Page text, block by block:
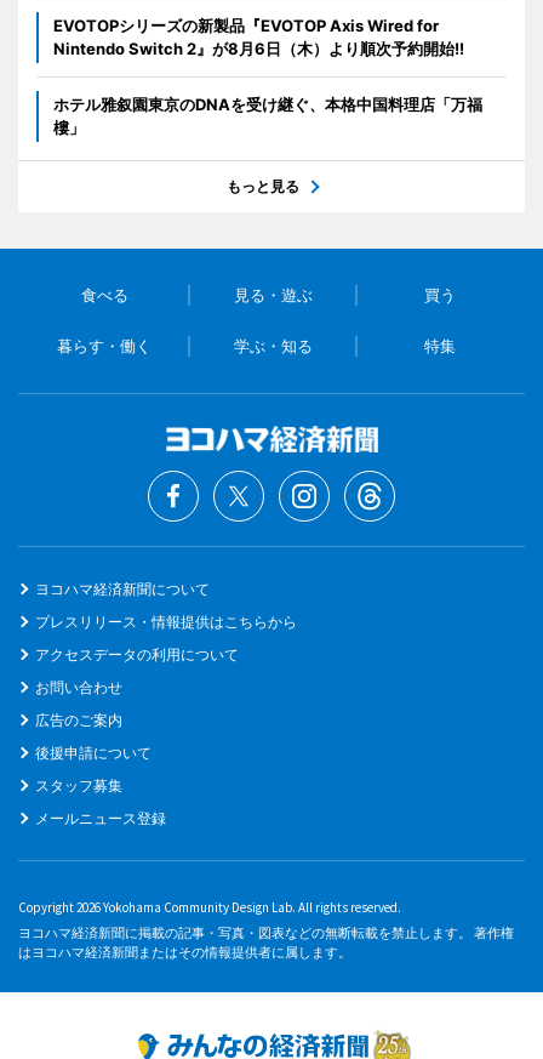
EVOTOPシリーズの新製品『EVOTOP Axis Wired for
Nintendo Switch 2』が8月6日（木）より順次予約開始!!
ホテル雅叙園東京のDNAを受け継ぐ、本格中国料理店「万福
樓」
もっと見る
食べる 見る・遊ぶ 買う
暮らす・働く 学ぶ・知る 特集
ヨコハマ経済新聞について
プレスリリース・情報提供はこちらから
アクセスデータの利用について
お問い合わせ
広告のご案内
後援申請について
スタッフ募集
メールニュース登録
Copyright 2026 Yokohama Community Design Lab. All rights reserved.
ヨコハマ経済新聞に掲載の記事・写真・図表などの無断転載を禁止します。 著作権
はヨコハマ経済新聞またはその情報提供者に属します。